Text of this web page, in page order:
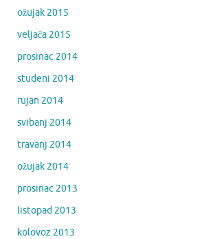
ožujak 2015
veljača 2015
prosinac 2014
studeni 2014
rujan 2014
svibanj 2014
travanj 2014
ožujak 2014
prosinac 2013
listopad 2013
kolovoz 2013